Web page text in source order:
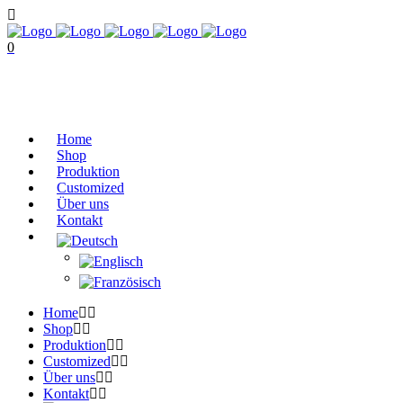
0
Home
Shop
Produktion
Customized
Über uns
Kontakt
Home
Shop
Produktion
Customized
Über uns
Kontakt